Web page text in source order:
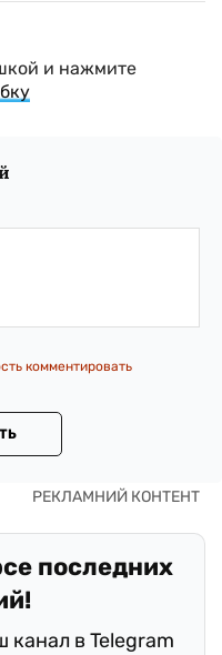
и нажмите
комментировать
последних
в Telegram